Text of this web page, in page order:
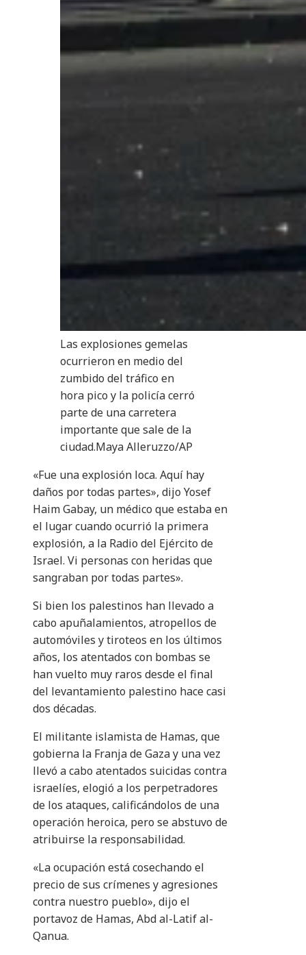
Las explosiones gemelas
ocurrieron en medio del
zumbido del tráfico en
hora pico y la policía cerró
parte de una carretera
importante que sale de la
ciudad.Maya Alleruzzo/AP
«Fue una explosión loca. Aquí hay
daños por todas partes», dijo Yosef
Haim Gabay, un médico que estaba en
el lugar cuando ocurrió la primera
explosión, a la Radio del Ejército de
Israel. Vi personas con heridas que
sangraban por todas partes».
Si bien los palestinos han llevado a
cabo apuñalamientos, atropellos de
automóviles y tiroteos en los últimos
años, los atentados con bombas se
han vuelto muy raros desde el final
del levantamiento palestino hace casi
dos décadas.
El militante islamista de Hamas, que
gobierna la Franja de Gaza y una vez
llevó a cabo atentados suicidas contra
israelíes, elogió a los perpetradores
de los ataques, calificándolos de una
operación heroica, pero se abstuvo de
atribuirse la responsabilidad.
«La ocupación está cosechando el
precio de sus crímenes y agresiones
contra nuestro pueblo», dijo el
portavoz de Hamas, Abd al-Latif al-
Qanua.